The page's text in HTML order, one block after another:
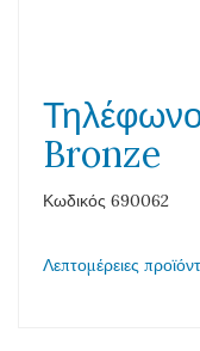
Bronze
Κωδικός 690062
Λεπτομέρειες